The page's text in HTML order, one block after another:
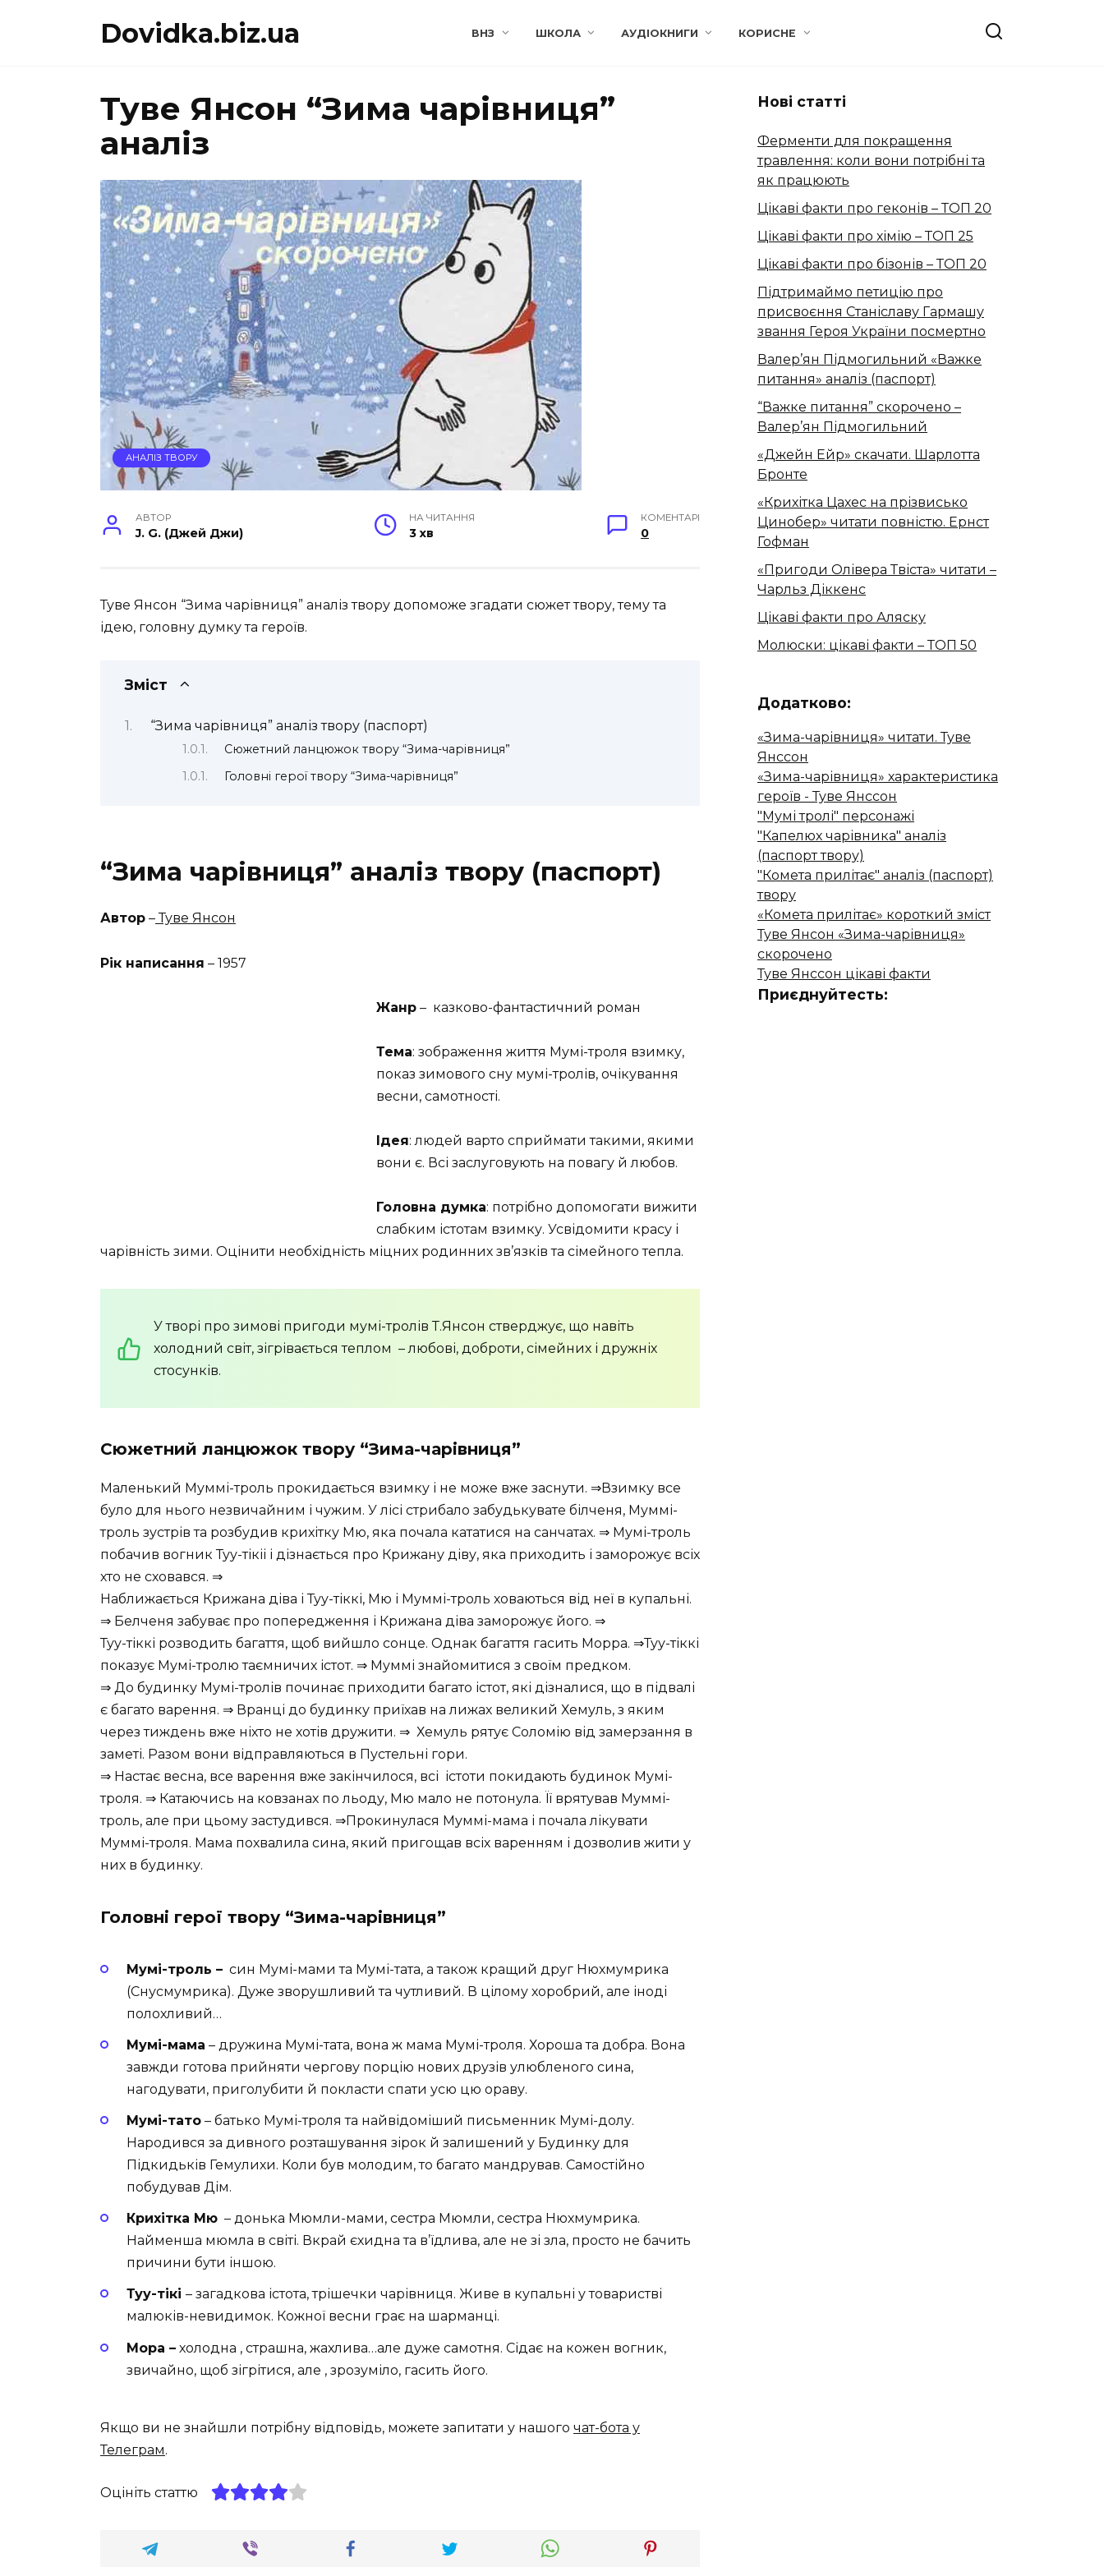
Dovidka.biz.ua ВНЗ ШКОЛА АУДІОКНИГИ КОРИСНЕ
Туве Янсон “Зима чарівниця”
аналіз
АНАЛІЗ ТВОРУ
АВТОР
J. G. (Джей Джи)
НА ЧИТАННЯ
3 хв
КОМЕНТАРІ
0
Туве Янсон “Зима чарівниця” аналіз твору допоможе згадати сюжет твору, тему та
ідею, головну думку та героїв.
Зміст
“Зима чарівниця” аналіз твору (паспорт)
Сюжетний ланцюжок твору “Зима-чарівниця”
Головні герої твору “Зима-чарівниця”
“Зима чарівниця” аналіз твору (паспорт)
Автор –Туве Янсон
Рік написання – 1957
Жанр – казково-фантастичний роман
Тема: зображення життя Мумі-троля взимку,
показ зимового сну мумі-тролів, очікування
весни, самотності.
Ідея: людей варто сприймати такими, якими
вони є. Всі заслуговують на повагу й любов.
Головна думка: потрібно допомогати вижити
слабким істотам взимку. Усвідомити красу і
чарівність зими. Оцінити необхідність міцних родинних зв’язків та сімейного тепла.
У творі про зимові пригоди мумі-тролів Т.Янсон стверджує, що навіть
холодний світ, зігрівається теплом – любові, доброти, сімейних і дружніх
стосунків.
Сюжетний ланцюжок твору “Зима-чарівниця”
Маленький Муммі-троль прокидається взимку і не може вже заснути. ⇒Взимку все
було для нього незвичайним і чужим. У лісі стрибало забудькувате білченя, Муммі-
троль зустрів та розбудив крихітку Мю, яка почала кататися на санчатах. ⇒ Мумі-троль
побачив вогник Туу-тікіі і дізнається про Крижану діву, яка приходить і заморожує всіх
хто не сховався. ⇒
Наближається Крижана діва і Туу-тіккі, Мю і Муммі-троль ховаються від неї в купальні.
⇒ Белченя забуває про попередження і Крижана діва заморожує його. ⇒
Туу-тіккі розводить багаття, щоб вийшло сонце. Однак багаття гасить Морра. ⇒Туу-тіккі
показує Мумі-тролю таємничих істот. ⇒ Муммі знайомитися з своїм предком.
⇒ До будинку Мумі-тролів починає приходити багато істот, які дізналися, що в підвалі
є багато варення. ⇒ Вранці до будинку приїхав на лижах великий Хемуль, з яким
через тиждень вже ніхто не хотів дружити. ⇒ Хемуль рятує Соломію від замерзання в
заметі. Разом вони відправляються в Пустельні гори.
⇒ Настає весна, все варення вже закінчилося, всі істоти покидають будинок Мумі-
троля. ⇒ Катаючись на ковзанах по льоду, Мю мало не потонула. Її врятував Муммі-
троль, але при цьому застудився. ⇒Прокинулася Муммі-мама і почала лікувати
Муммі-троля. Мама похвалила сина, який пригощав всіх варенням і дозволив жити у
них в будинку.
Головні герої твору “Зима-чарівниця”
Мумі-троль – син Мумі-мами та Мумі-тата, а також кращий друг Нюхмумрика
(Снусмумрика). Дуже зворушливий та чутливий. В цілому хоробрий, але іноді
полохливий…
Мумі-мама – дружина Мумі-тата, вона ж мама Мумі-троля. Хороша та добра. Вона
завжди готова прийняти чергову порцію нових друзів улюбленого сина,
нагодувати, приголубити й покласти спати усю цю ораву.
Мумі-тато – батько Мумі-троля та найвідоміший письменник Мумі-долу.
Народився за дивного розташування зірок й залишений у Будинку для
Підкидьків Гемулихи. Коли був молодим, то багато мандрував. Самостійно
побудував Дім.
Крихітка Мю – донька Мюмли-мами, сестра Мюмли, сестра Нюхмумрика.
Найменша мюмла в світі. Вкрай єхидна та в’їдлива, але не зі зла, просто не бачить
причини бути іншою.
Туу-тікі – загадкова істота, трішечки чарівниця. Живе в купальні у товаристві
малюків-невидимок. Кожної весни грає на шарманці.
Мора – холодна , страшна, жахлива…але дуже самотня. Сідає на кожен вогник,
звичайно, щоб зігрітися, але , зрозуміло, гасить його.
Якщо ви не знайшли потрібну відповідь, можете запитати у нашого чат-бота у
Телеграм.
Оцініть статтю
Нові статті
Ферменти для покращення
травлення: коли вони потрібні та
як працюють
Цікаві факти про геконів – ТОП 20
Цікаві факти про хімію – ТОП 25
Цікаві факти про бізонів – ТОП 20
Підтримаймо петицію про
присвоєння Станіславу Гармашу
звання Героя України посмертно
Валер’ян Підмогильний «Важке
питання» аналіз (паспорт)
“Важке питання” скорочено –
Валер’ян Підмогильний
«Джейн Ейр» скачати. Шарлотта
Бронте
«Крихітка Цахес на прізвисько
Цинобер» читати повністю. Ернст
Гофман
«Пригоди Олівера Твіста» читати –
Чарльз Діккенс
Цікаві факти про Аляску
Молюски: цікаві факти – ТОП 50
Додатково:
«Зима-чарівниця» читати. Туве
Янссон
«Зима-чарівниця» характеристика
героїв - Туве Янссон
"Мумі тролі" персонажі
"Капелюх чарівника" аналіз
(паспорт твору)
"Комета прилітає" аналіз (паспорт)
твору
«Комета прилітає» короткий зміст
Туве Янсон «Зима-чарівниця»
скорочено
Туве Янссон цікаві факти
Приєднуйтесть: